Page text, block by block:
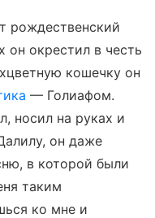
рождественский
он окрестил в честь
кошечку он
— Голиафом.
носил на руках и
он даже
в которой были
таким
ко мне и